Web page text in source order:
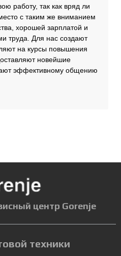
работу, так как вряд ли
с таким же вниманием
хорошей зарплатой и
труда. Для нас создают
на курсы повышения
новейшие
эффективному общению
центр Gorenje
техники